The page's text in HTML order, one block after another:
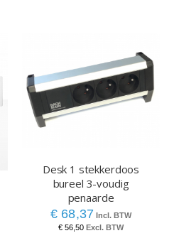
Desk 1 stekkerdoos
bureel 3-voudig
penaarde
€ 68,37
€ 56,50